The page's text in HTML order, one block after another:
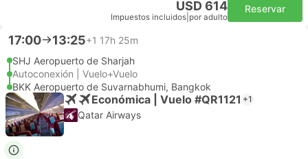
USD 614
Impuestos incluidos por adulto
Reservar
17:00 13:25+1 17h 25m
SHJ Aeropuerto de Sharjah
Autoconexión | Vuelo+Vuelo
BKK Aeropuerto de Suvarnabhumi, Bangkok
Económica | Vuelo #QR1121 +1
Qatar Airways